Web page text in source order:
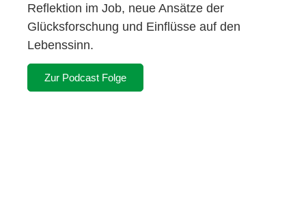
Reflektion im Job, neue Ansätze der
Glücksforschung und Einflüsse auf den
Lebenssinn.
Zur Podcast Folge